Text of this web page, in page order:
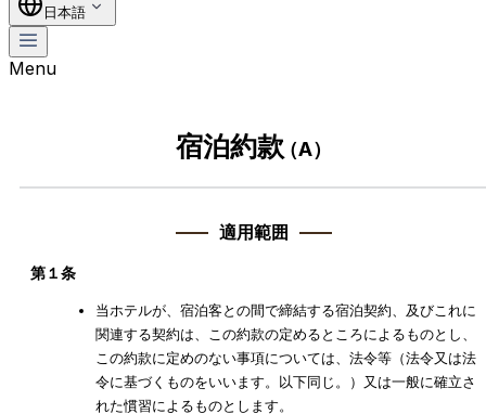
日本語
Menu
宿泊約款（A）
適用範囲
第１条
当ホテルが、宿泊客との間で締結する宿泊契約、及びこれに
関連する契約は、この約款の定めるところによるものとし、
この約款に定めのない事項については、法令等（法令又は法
令に基づくものをいいます。以下同じ。）又は一般に確立さ
れた慣習によるものとします。